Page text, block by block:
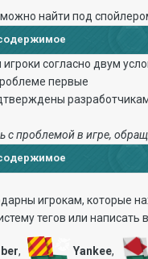
найти под
игроки согласно двум
первые
с проблемой в игре ,
игрокам, которые
тегов или
, Yankee,